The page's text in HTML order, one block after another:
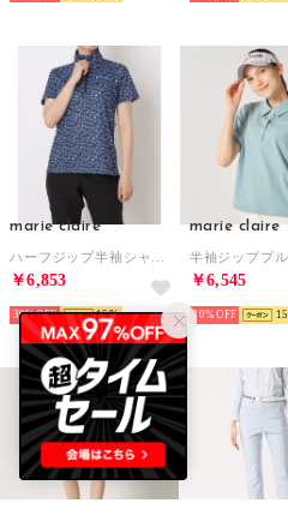
marie claire
￥6,853
30% 15
marie claire
￥6,545
30% 15